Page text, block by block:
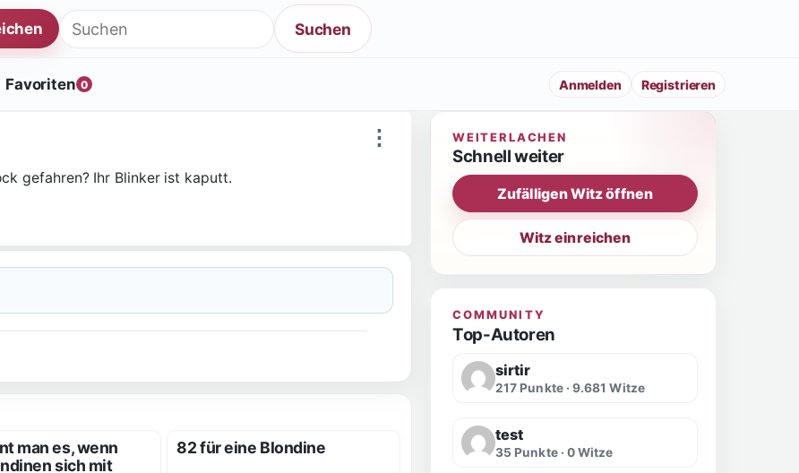
Suche nach: Suchen
Anmelden Registrieren
Favoriten 0
⋮
gefahren? Ihr Blinker ist kaputt.
man es, wenn
sich mit
82 für eine Blondine
WEITERLACHEN
Schnell weiter
Zufälligen Witz öffnen
Witz einreichen
COMMUNITY
Top-Autoren
sirtir
217 Punkte · 9.681 Witze
test
35 Punkte · 0 Witze